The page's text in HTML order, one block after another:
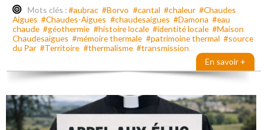
Mots clés :#aubrac #Borvo #cantal #chaleur #Chaudes
Aigues #Chaudes-Aigues #chaudesaigues #Damona #eau
chaude #géothermie #histoire locale #identité locale #Maison
Chaudesaigues #mémoire thermale #patrimoine thermal #source
du Par #Territoire #thermalisme #transmission
En savoir +